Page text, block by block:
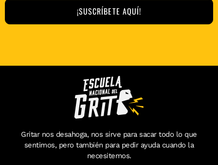
¡SUSCRÍBETE AQUÍ!
Gritar nos desahoga, nos sirve para sacar todo lo que
sentimos, pero también para pedir ayuda cuando la
necesitemos.